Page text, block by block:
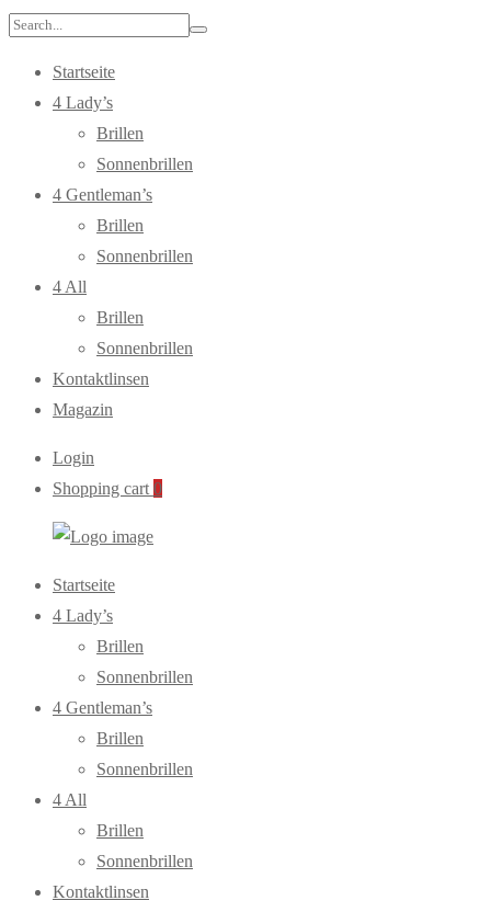
Search
Startseite
4 Lady’s
Brillen
Sonnenbrillen
4 Gentleman’s
Brillen
Sonnenbrillen
4 All
Brillen
Sonnenbrillen
Kontaktlinsen
Magazin
Login
Shopping cart 0
Primary
Menu
Startseite
4 Lady’s
Brillen
Sonnenbrillen
4 Gentleman’s
Brillen
Sonnenbrillen
4 All
Brillen
Sonnenbrillen
Kontaktlinsen